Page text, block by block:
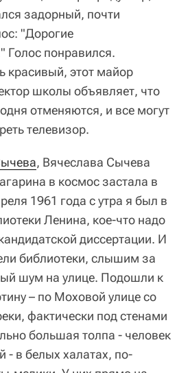
задорный, почти
"Дорогие
Голос понравился.
красивый, этот майор
школы объявляет, что
отменяются, и все могут
телевизор.
, Вячеслава Сычева
в космос застала в
1961 года с утра я был в
Ленина, кое-что надо
диссертации. И
библиотеки, слышим за
шум на улице. Подошли к
– по Моховой улице со
фактически под стенами
большая толпа - человек
- в белых халатах, по-